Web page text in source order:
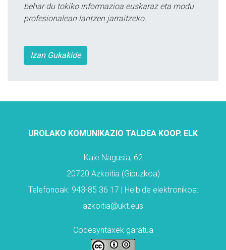
behar du tokiko informazioa euskaraz eta modu
profesionalean lantzen jarraitzeko.
Izan Gukakide
UROLAKO KOMUNIKAZIO TALDEA KOOP. ELK
Kale Nagusia, 62
20720 Azkoitia (Gipuzkoa)
Telefonoak: 943-85 36 17 | Helbide elektronikoa:
azkoitia@ukt.eus
Codesyntaxek garatua